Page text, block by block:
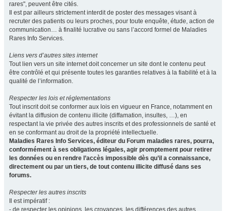
rares", peuvent être cités.
Il est par ailleurs strictement interdit de poster des messages visant à
recruter des patients ou leurs proches, pour toute enquête, étude, action de
communication… à finalité lucrative ou sans l’accord formel de Maladies
Rares Info Services.
Liens vers d’autres sites internet
Tout lien vers un site internet doit concerner un site dont le contenu peut
être contrôlé et qui présente toutes les garanties relatives à la fiabilité et à la
qualité de l’information.
Respecter les lois et réglementations
Tout inscrit doit se conformer aux lois en vigueur en France, notamment en
évitant la diffusion de contenu illicite (diffamation, insultes, …), en
respectant la vie privée des autres inscrits et des professionnels de santé et
en se conformant au droit de la propriété intellectuelle.
Maladies Rares Info Services, éditeur du Forum maladies rares, pourra,
conformément à ses obligations légales, agir promptement pour retirer
les données ou en rendre l’accès impossible dès qu’il a connaissance,
directement ou par un tiers, de tout contenu illicite diffusé dans ses
forums.
Respecter les autres inscrits
Il est impératif :
- de respecter les opinions, les croyances, les différences des autres